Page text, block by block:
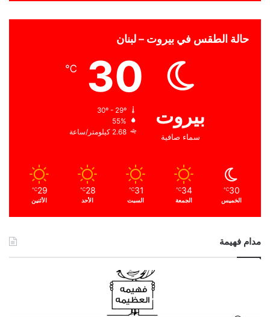
حالة الطقس في بيروت – لبنان
بيروت
سماء صافية
30
℃
55%
2.68 كيلومتر/ساعة
30
℃
الخميس
34
℃
الجمعة
31
℃
السبت
28
℃
الأحد
29
℃
الأثنين
مدام فهيمة